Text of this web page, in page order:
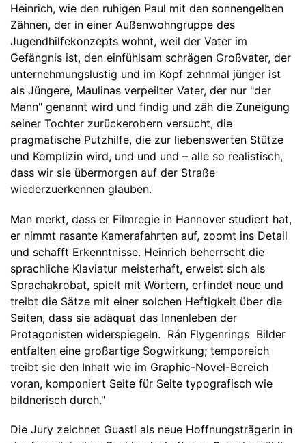
Heinrich, wie den ruhigen Paul mit den sonnengelben
Zähnen, der in einer Außenwohngruppe des
Jugendhilfekonzepts wohnt, weil der Vater im
Gefängnis ist, den einfühlsam schrägen Großvater, der
unternehmungslustig und im Kopf zehnmal jünger ist
als Jüngere, Maulinas verpeilter Vater, der nur "der
Mann" genannt wird und findig und zäh die Zuneigung
seiner Tochter zurückerobern versucht, die
pragmatische Putzhilfe, die zur liebenswerten Stütze
und Komplizin wird, und und und – alle so realistisch,
dass wir sie übermorgen auf der Straße
wiederzuerkennen glauben.
Man merkt, dass er Filmregie in Hannover studiert hat,
er nimmt rasante Kamerafahrten auf, zoomt ins Detail
und schafft Erkenntnisse. Heinrich beherrscht die
sprachliche Klaviatur meisterhaft, erweist sich als
Sprachakrobat, spielt mit Wörtern, erfindet neue und
treibt die Sätze mit einer solchen Heftigkeit über die
Seiten, dass sie adäquat das Innenleben der
Protagonisten widerspiegeln. Rán Flygenrings Bilder
entfalten eine großartige Sogwirkung; temporeich
treibt sie den Inhalt wie im Graphic-Novel-Bereich
voran, komponiert Seite für Seite typografisch wie
bildnerisch durch."
Die Jury zeichnet Guasti als neue Hoffnungsträgerin in